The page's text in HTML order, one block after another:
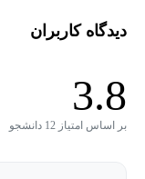
تکنیک روز به روز در
بافت و عمق، خطوطی را
دیدگاه کاربران
3.8
بر اساس امتیاز 12 دانشجو